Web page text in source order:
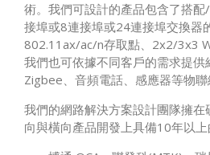
術。我們可設計的產品包含了搭
接埠或8連接埠或24連接埠交換
802.11ax/ac/n存取點、2x2/3x3
我們也可依據不同客戶的需求提供
Zigbee、音頻電話、感應器等物聯
我們的網路解決方案設計團隊擁
向與橫向產品開發上具備10年以上